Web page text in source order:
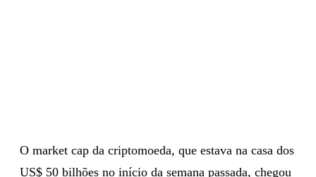
O market cap da criptomoeda, que estava na casa dos
US$ 50 bilhões no início da semana passada, chegou